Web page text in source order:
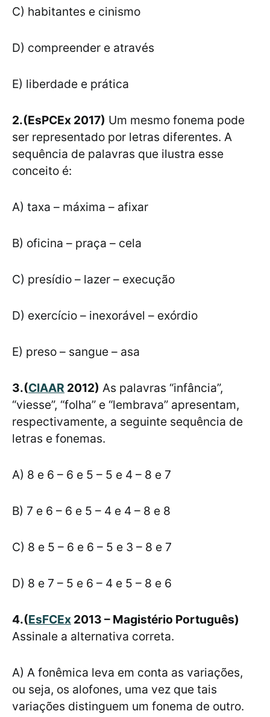
C) habitantes e cinismo
D) compreender e através
E) liberdade e prática
2.(EsPCEx 2017) Um mesmo fonema pode
ser representado por letras diferentes. A
sequência de palavras que ilustra esse
conceito é:
A) taxa – máxima – afixar
B) oficina – praça – cela
C) presídio – lazer – execução
D) exercício – inexorável – exórdio
E) preso – sangue – asa
3.(CIAAR 2012) As palavras “infância”,
“viesse”, “folha” e “lembrava” apresentam,
respectivamente, a seguinte sequência de
letras e fonemas.
A) 8 e 6 – 6 e 5 – 5 e 4 – 8 e 7
B) 7 e 6 – 6 e 5 – 4 e 4 – 8 e 8
C) 8 e 5 – 6 e 6 – 5 e 3 – 8 e 7
D) 8 e 7 – 5 e 6 – 4 e 5 – 8 e 6
4.(EsFCEx 2013 – Magistério Português)
Assinale a alternativa correta.
A) A fonêmica leva em conta as variações,
ou seja, os alofones, uma vez que tais
variações distinguem um fonema de outro.